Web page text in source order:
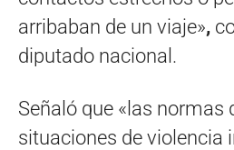
arribaban de un viaje»,
diputado nacional.
Señaló que «las normas
situaciones de violencia